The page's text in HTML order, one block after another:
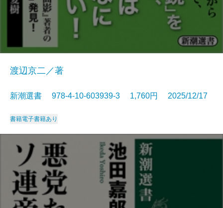
渡辺京二／著
新潮選書 978-4-10-603939-3 1,760円 2025/12/17
書籍電子書籍あり